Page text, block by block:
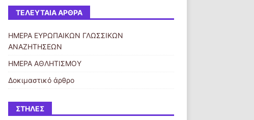
ΤΕΛΕΥΤΑΊΑ ΆΡΘΡΑ
ΗΜΕΡΑ ΕΥΡΩΠΑΙΚΩΝ ΓΛΩΣΣΙΚΩΝ
ΑΝΑΖΗΤΗΣΕΩΝ
ΗΜΕΡΑ ΑΘΛΗΤΙΣΜΟΥ
Δοκιμαστικό άρθρο
ΣΤΉΛΕΣ